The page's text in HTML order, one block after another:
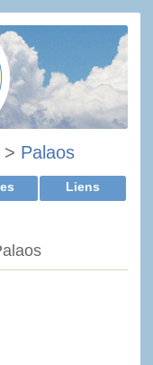
> Palaos
Liens